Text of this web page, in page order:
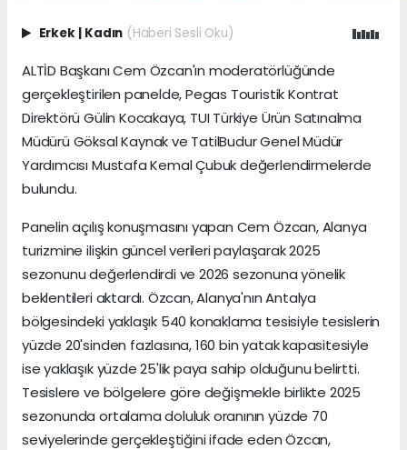
Erkek | Kadın (Haberi Sesli Oku)
ALTİD Başkanı Cem Özcan'ın moderatörlüğünde
gerçekleştirilen panelde, Pegas Touristik Kontrat
Direktörü Gülin Kocakaya, TUI Türkiye Ürün Satınalma
Müdürü Göksal Kaynak ve TatilBudur Genel Müdür
Yardımcısı Mustafa Kemal Çubuk değerlendirmelerde
bulundu.
Panelin açılış konuşmasını yapan Cem Özcan, Alanya
turizmine ilişkin güncel verileri paylaşarak 2025
sezonunu değerlendirdi ve 2026 sezonuna yönelik
beklentileri aktardı. Özcan, Alanya'nın Antalya
bölgesindeki yaklaşık 540 konaklama tesisiyle tesislerin
yüzde 20'sinden fazlasına, 160 bin yatak kapasitesiyle
ise yaklaşık yüzde 25'lik paya sahip olduğunu belirtti.
Tesislere ve bölgelere göre değişmekle birlikte 2025
sezonunda ortalama doluluk oranının yüzde 70
seviyelerinde gerçekleştiğini ifade eden Özcan,